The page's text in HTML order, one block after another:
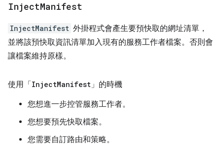
InjectManifest
InjectManifest 外掛程式會產生要預快取的網址清單，
並將該預快取資訊清單加入現有的服務工作者檔案。否則會
讓檔案維持原樣。
使用「InjectManifest 」的時機
您想進一步控管服務工作者。
您想要預先快取檔案。
您需要自訂路由和策略。